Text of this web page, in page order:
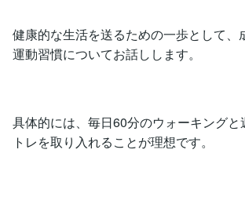
健康的な生活を送るための一歩として、
運動習慣についてお話しします。
具体的には、毎日60分のウォーキング
トレを取り入れることが理想です。